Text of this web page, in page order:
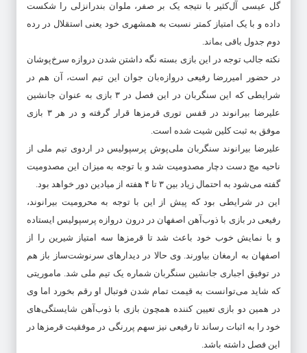
گل عیسی آل‌کثیر با نتیجه یک بر صفر، ملوان بندرانزلی را شکست
داده و با یک امتیاز کمتر نسبت به همشهری خود یعنی استقلال در رده
دوم جدول باقی بماند.
نکته جالب توجه در این بازی بسته نگه داشتن شدن دروازه سرخ‌پوشان
در حضور امیررضا رفیعی دروازه‌بان جوان این تیم است، آن هم در
شرایطی که این سنگربان در این فصل در ۳ بازی به عنوان جانشین
علیرضا بیرانوند در قفس توری قرمزها قرار گرفته و در هر ۳ بازی
موفق به ثبت کلین شیت شده است.
علیرضا بیرانوند سنگربان ملی‌پوش پرسپولیس در اردوی تیم ملی از
ناحیه مچ دست دچار مصدومیت شد و با توجه به میزان این مصدومیت
گفته می‌شود به احتمال زیاد بین ۳ تا ۴ هفته از میادین دور خواهد بود.
این در شرایطی بود که پیش از این با توجه به محرومیت بیرانوند،
رفیعی در بازی با ذوب‌آهن اصفهان در درون دروازه پرسپولیس ایستاده
و با نمایش خوب خود باعث شد تا قرمزها سه امتیاز شیرین را از
اصفهان به ارمغان بیاورند. وی حالا در دیدارهای سرنوشت‌ساز باز هم
در توفیق اجباری جانشین سنگربان شماره یک تیم ملی شد. ماموریتی
که شاید می‌توانست به قیمت تمام شدن فوتبال او رقم بخورد اما وی
در همین دو بازی تعیین کننده همچون بازی با ذوب‌آهن شایستگی‌های
خود را به اثبات رساند تا رفیعی نیز سهم پررنگی در موفقیت‌ قرمزها در
این فصل داشته باشد.